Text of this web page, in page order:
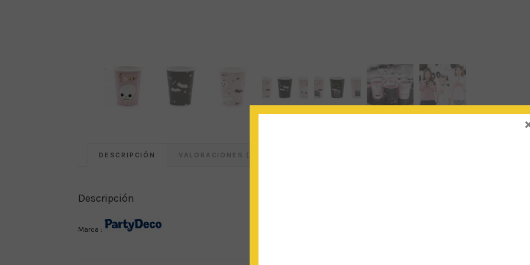
DESCRIPCIÓN VALORACIONES (0)
Descripción
Marca :